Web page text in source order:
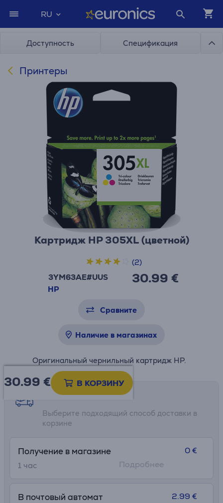
RU
Доступность Спецификация
Принтеры
Картридж HP 305XL (цветной)
3YM63AE#UUS
HP
30.99 €
(2)
Сравните
Наличие в магазинах
Оригинальный чернильный картридж HP.
30.99 € В КОРЗИНУ
Возможности доставки
Выберите подходящий способ доставки в
корзине
Получение в магазине
1 час
0 €
Подробнее
В почтовый автомат 2.99 €